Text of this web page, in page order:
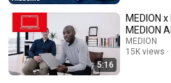
5:16
MEDION
MEDION
MEDION
15K views